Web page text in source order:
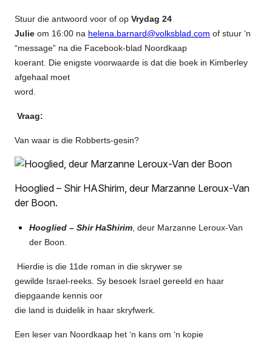
Stuur die antwoord voor of op Vrydag 24
Julie om 16:00 na helena.barnard@volksblad.com of stuur ‘n
“message” na die Facebook-blad Noordkaap
koerant. Die enigste voorwaarde is dat die boek in Kimberley
afgehaal moet
word.
Vraag:
Van waar is die Robberts-gesin?
Hooglied – Shir HAShirim, deur Marzanne Leroux-Van
der Boon.
Hooglied – Shir HaShirim , deur Marzanne Leroux-Van
der Boon.
Hierdie is die 11de roman in die skrywer se
gewilde Israel-reeks. Sy besoek Israel gereeld en haar
diepgaande kennis oor
die land is duidelik in haar skryfwerk.
Een leser van Noordkaap het ‘n kans om ‘n kopie